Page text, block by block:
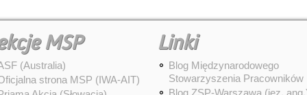
MSP
(Australia)
strona MSP (IWA-AIT)
Linki
Blog Międzynarodowego
Stowarzyszenia Pracowników
Blog ZSP-Warszawa (jęz.